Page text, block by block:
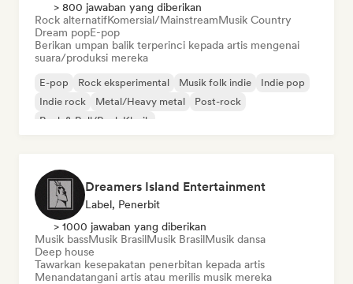
> 800 jawaban yang diberikan
Rock alternatifKomersial/MainstreamMusik Country
Dream popE-pop
Berikan umpan balik terperinci kepada artis mengenai
suara/produksi mereka
E-pop Rock eksperimental Musik folk indie
Indie pop
Indie rock
Metal/Heavy metal
Post-rock
Rock & Roll/Rock Klasik
Dreamers Island Entertainment
Label, Penerbit
> 1000 jawaban yang diberikan
Musik bassMusik BrasilMusik BrasilMusik dansa
Deep house
Tawarkan kesepakatan penerbitan kepada artis
Menandatangani artis atau merilis musik mereka